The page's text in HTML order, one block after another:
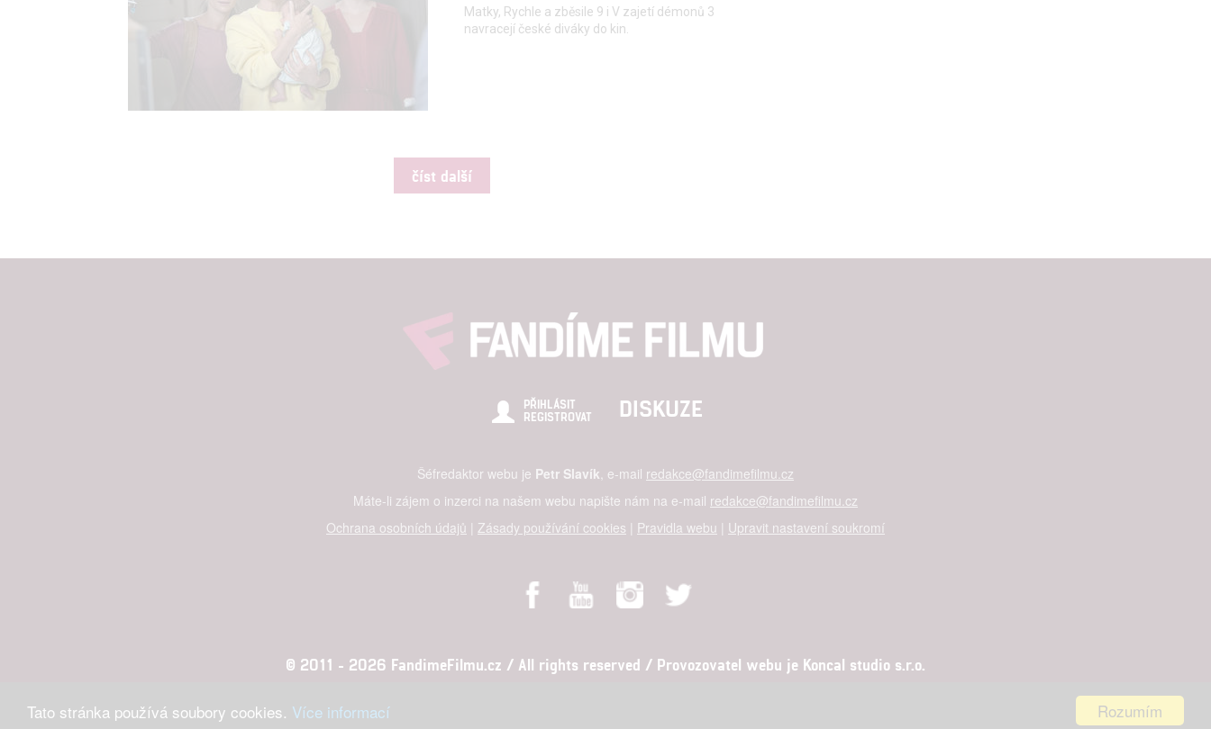
Rozumím
Tato stránka používá soubory cookies. Více informací
Matky, Rychle a zběsile 9 i V zajetí démonů 3
navracejí české diváky do kin.
číst další
PŘIHLÁSIT
REGISTROVAT
DISKUZE
Šéfredaktor webu je Petr Slavík, e-mail redakce@fandimefilmu.cz
Máte-li zájem o inzerci na našem webu napište nám na e-mail redakce@fandimefilmu.cz
Ochrana osobních údajů | Zásady používání cookies | Pravidla webu | Upravit nastavení soukromí
© 2011 - 2026 FandimeFilmu.cz / All rights reserved / Provozovatel webu je Koncal studio s.r.o.
Koncal studio s.r.o., IČO: 03604071, Lýskova 2073/57, Stodůlky, 155 00, Praha 5